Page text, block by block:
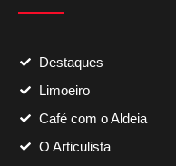
Destaques
Limoeiro
Café com o Aldeia
O Articulista